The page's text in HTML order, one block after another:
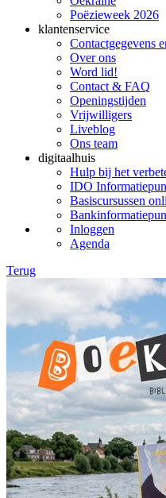
Poëzieweek 2026
klantenservice
Contactgegevens
Over ons
Word lid!
Contact & FAQ
Openingstijden
Vrijwilligers
Liveblog
Ons team
digitaalhuis
Hulp bij het
IDO
Basiscursussen
Inloggen
Agenda
Terug